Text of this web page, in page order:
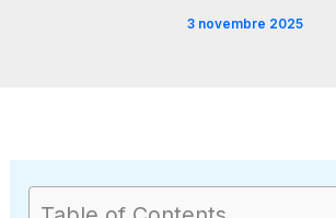
3 novembre 2025